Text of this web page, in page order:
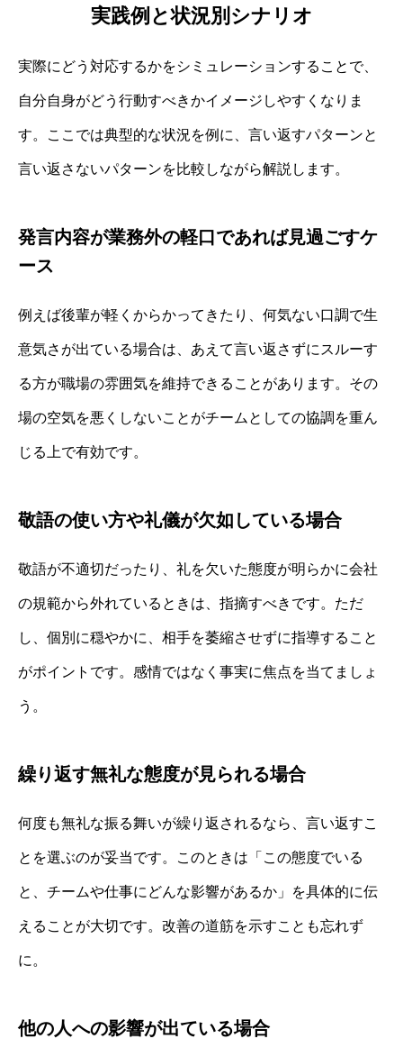
実践例と状況別シナリオ
実際にどう対応するかをシミュレーションすることで、
自分自身がどう行動すべきかイメージしやすくなりま
す。ここでは典型的な状況を例に、言い返すパターンと
言い返さないパターンを比較しながら解説します。
発言内容が業務外の軽口であれば見過ごすケ
ース
例えば後輩が軽くからかってきたり、何気ない口調で生
意気さが出ている場合は、あえて言い返さずにスルーす
る方が職場の雰囲気を維持できることがあります。その
場の空気を悪くしないことがチームとしての協調を重ん
じる上で有効です。
敬語の使い方や礼儀が欠如している場合
敬語が不適切だったり、礼を欠いた態度が明らかに会社
の規範から外れているときは、指摘すべきです。ただ
し、個別に穏やかに、相手を萎縮させずに指導すること
がポイントです。感情ではなく事実に焦点を当てましょ
う。
繰り返す無礼な態度が見られる場合
何度も無礼な振る舞いが繰り返されるなら、言い返すこ
とを選ぶのが妥当です。このときは「この態度でいる
と、チームや仕事にどんな影響があるか」を具体的に伝
えることが大切です。改善の道筋を示すことも忘れず
に。
他の人への影響が出ている場合